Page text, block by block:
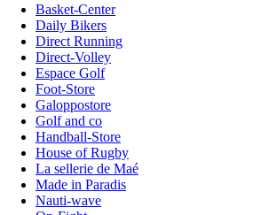
Basket-Center
Daily Bikers
Direct Running
Direct-Volley
Espace Golf
Foot-Store
Galoppostore
Golf and co
Handball-Store
House of Rugby
La sellerie de Maé
Made in Paradis
Nauti-wave